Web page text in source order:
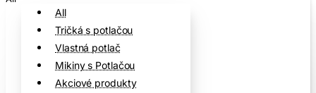
All
Tričká s potlačou
Vlastná potlač
Mikiny s Potlačou
Akciové produkty